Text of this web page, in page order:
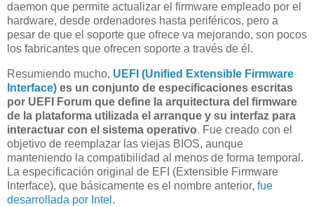
daemon que permite actualizar el firmware empleado por el
hardware, desde ordenadores hasta periféricos, pero a
pesar de que el soporte que ofrece va mejorando, son pocos
los fabricantes que ofrecen soporte a través de él.
Resumiendo mucho, UEFI (Unified Extensible Firmware
Interface) es un conjunto de especificaciones escritas
por UEFI Forum que define la arquitectura del firmware
de la plataforma utilizada el arranque y su interfaz para
interactuar con el sistema operativo. Fue creado con el
objetivo de reemplazar las viejas BIOS, aunque
manteniendo la compatibilidad al menos de forma temporal.
La especificación original de EFI (Extensible Firmware
Interface), que básicamente es el nombre anterior, fue
desarrollada por Intel .